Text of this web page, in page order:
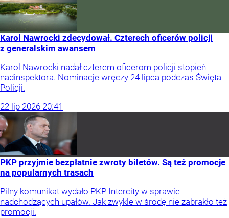
Karol Nawrocki zdecydował. Czterech oficerów policji
z generalskim awansem
Karol Nawrocki nadał czterem oficerom policji stopień
nadinspektora. Nominacje wręczy 24 lipca podczas Święta
Policji.
22 lip 2026 20:41
PKP przyjmie bezpłatnie zwroty biletów. Są też promocje
na popularnych trasach
Pilny komunikat wydało PKP Intercity w sprawie
nadchodzących upałów. Jak zwykle w środę nie zabrakło też
promocji.